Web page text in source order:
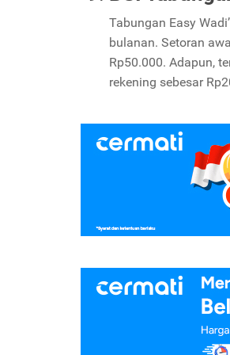
Tabungan Easy
bulanan. Setoran
Rp50.000. Adapun,
rekening sebesar